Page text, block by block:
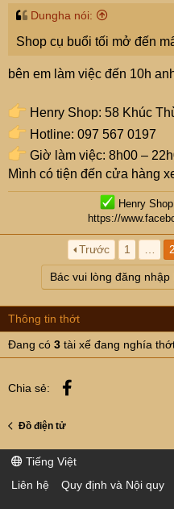
#applewatch #ipad
Dungha nói:
Shop cụ buổi tối mở đến
bên em làm việc đến 10h
Henry Shop: 58 Khúc
Hotline: 097 567 0197
Giờ làm việc: 8h00 –
Mình có tiện đến cửa hàng
Henry
https://
Trước 1
Bác vui lòng đăng nhập
Thông tin thớt
Đang có 3 tài xế đang nghía
Chia sẻ:
Đồ điện tử
Tiếng Việt
Liên hệ
Quy định và Nội quy